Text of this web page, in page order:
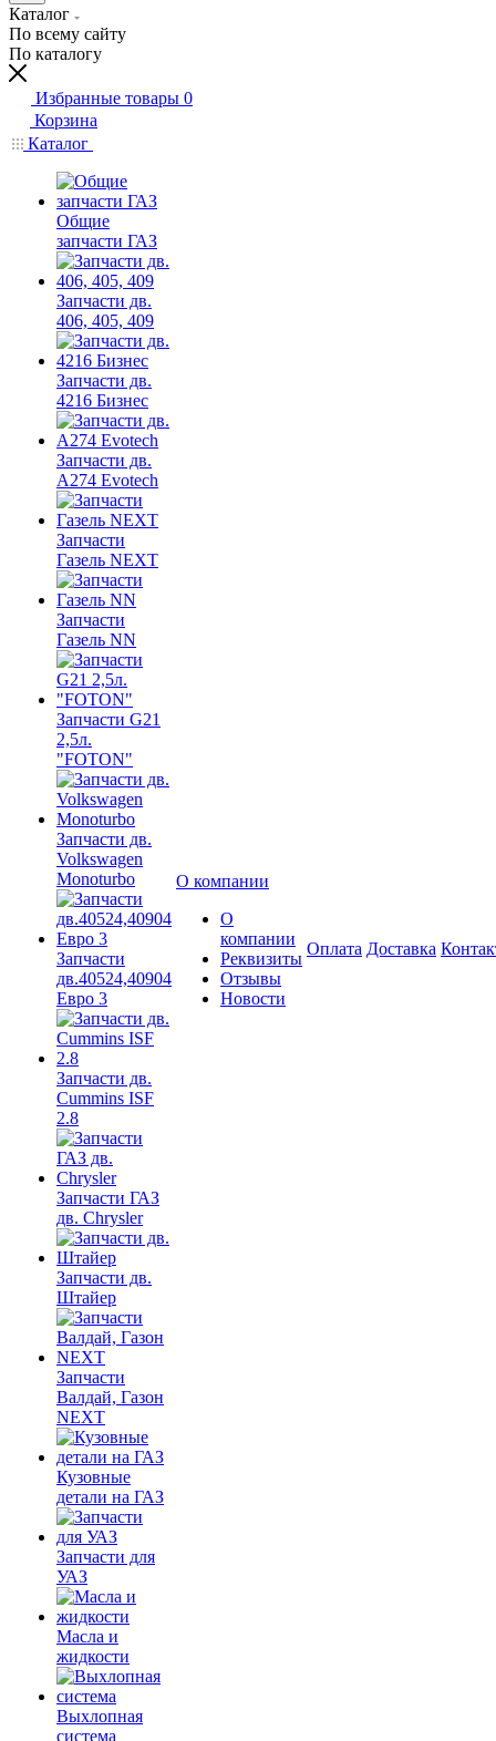
Каталог
По всему сайту
По каталогу
Избранные товары 0
Корзина
Каталог
Общие
запчасти ГАЗ
Запчасти дв.
406, 405, 409
Запчасти дв.
4216 Бизнес
Запчасти дв.
A274 Evotech
Запчасти
Газель NEXT
Запчасти
Газель NN
Запчасти G21
2,5л.
"FOTON"
Запчасти дв.
Volkswagen
Monoturbo
Запчасти
дв.40524,40904
Евро 3
Запчасти дв.
Cummins ISF
2.8
Запчасти ГАЗ
дв. Chrysler
Запчасти дв.
Штайер
Запчасти
Валдай, Газон
NEXT
Кузовные
детали на ГАЗ
Запчасти для
УАЗ
Масла и
жидкости
Выхлопная
система
О компании
О
компании
Реквизиты
Отзывы
Новости
Оплата Доставка